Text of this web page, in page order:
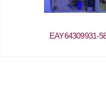
EAY64309931-